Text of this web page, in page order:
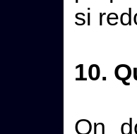
si
10.
On